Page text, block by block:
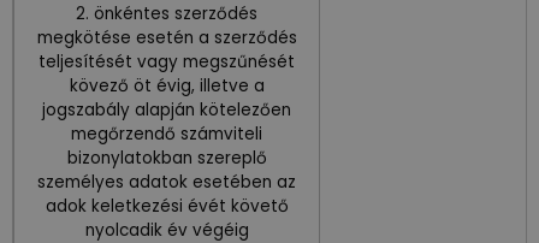
2. önkéntes szerződés
megkötése esetén a szerződés
teljesítését vagy megszűnését
kövező öt évig, illetve a
jogszabály alapján kötelezően
megőrzendő számviteli
bizonylatokban szereplő
személyes adatok esetében az
adok keletkezési évét követő
nyolcadik év végéig